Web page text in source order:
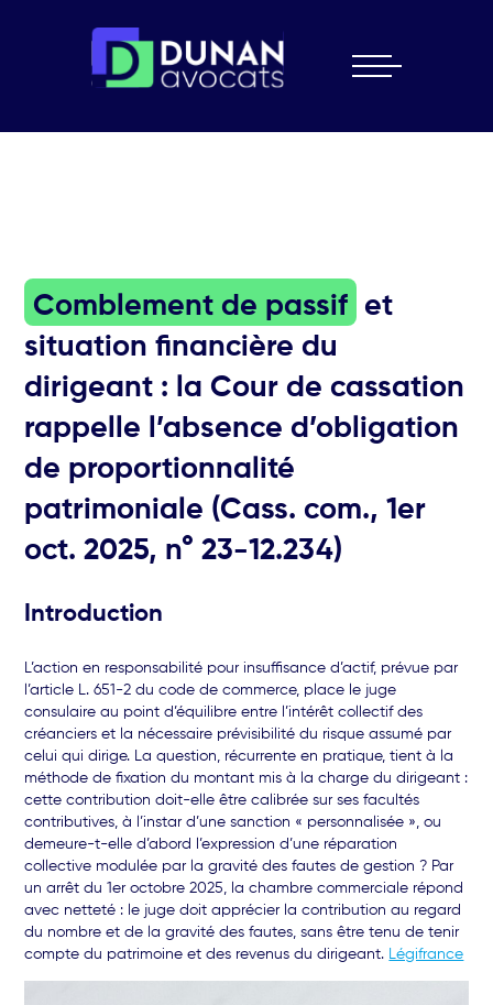
Comblement de passif et
situation financière du
dirigeant : la Cour de cassation
rappelle l’absence d’obligation
de proportionnalité
patrimoniale (Cass. com., 1er
oct. 2025, n° 23-12.234)
Introduction
L’action en responsabilité pour insuffisance d’actif, prévue par
l’article L. 651-2 du code de commerce, place le juge
consulaire au point d’équilibre entre l’intérêt collectif des
créanciers et la nécessaire prévisibilité du risque assumé par
celui qui dirige. La question, récurrente en pratique, tient à la
méthode de fixation du montant mis à la charge du dirigeant :
cette contribution doit-elle être calibrée sur ses facultés
contributives, à l’instar d’une sanction « personnalisée », ou
demeure-t-elle d’abord l’expression d’une réparation
collective modulée par la gravité des fautes de gestion ? Par
un arrêt du 1er octobre 2025, la chambre commerciale répond
avec netteté : le juge doit apprécier la contribution au regard
du nombre et de la gravité des fautes, sans être tenu de tenir
compte du patrimoine et des revenus du dirigeant. Légifrance